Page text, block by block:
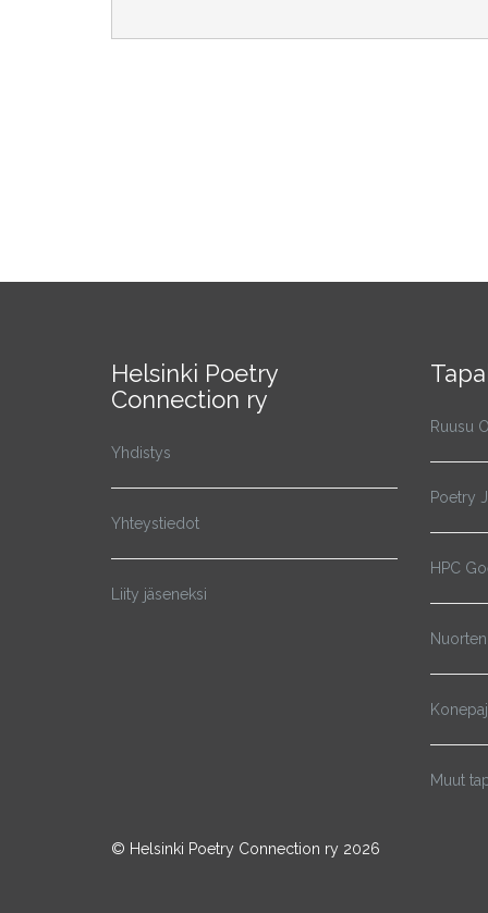
Helsinki Poetry
Connection ry
Yhdistys
Yhteystiedot
Liity jäseneksi
Ruusu
Poetry
HPC
Muut
© Helsinki Poetry Connection ry 2026